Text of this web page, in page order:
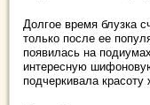
Долгое время блузка
только после ее
появилась на
интересную
подчеркивала красоту